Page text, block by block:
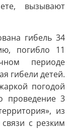
вызывают
гибель 34
погибло 11
периоде
гибели детей.
погодой
проведение 3
из
с резким